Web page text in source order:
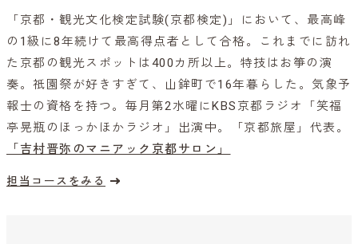
「京都・観光文化検定試験(京都検定)」において、最高峰
の1級に8年続けて最高得点者として合格。これまでに訪れ
た京都の観光スポットは400カ所以上。特技はお箏の演
奏。祇園祭が好きすぎて、山鉾町で16年暮らした。気象予
報士の資格を持つ。毎月第2水曜にKBS京都ラジオ「笑福
亭晃瓶のほっかほかラジオ」出演中。「京都旅屋」代表。
「吉村晋弥のマニアック京都サロン」
担当コースをみる